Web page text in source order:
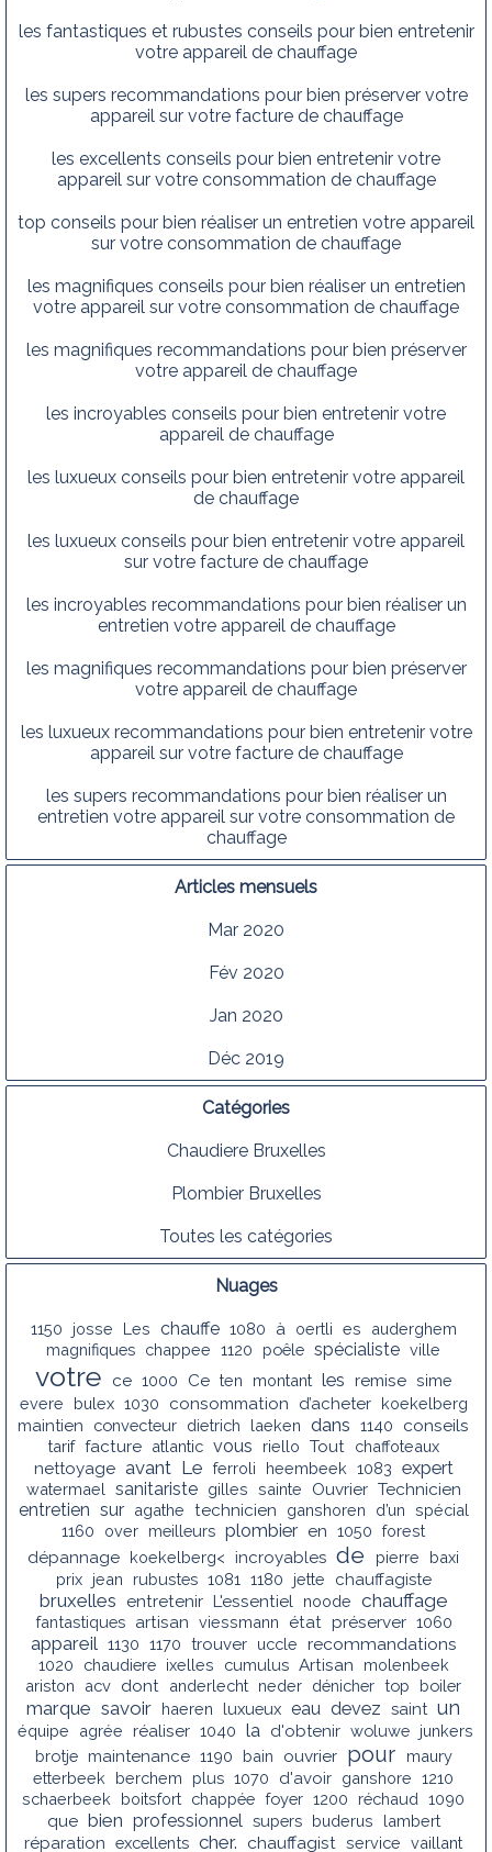
les fantastiques et rubustes conseils pour bien entretenir
votre appareil de chauffage
les supers recommandations pour bien préserver votre
appareil sur votre facture de chauffage
les excellents conseils pour bien entretenir votre
appareil sur votre consommation de chauffage
top conseils pour bien réaliser un entretien votre appareil
sur votre consommation de chauffage
les magnifiques conseils pour bien réaliser un entretien
votre appareil sur votre consommation de chauffage
les magnifiques recommandations pour bien préserver
votre appareil de chauffage
les incroyables conseils pour bien entretenir votre
appareil de chauffage
les luxueux conseils pour bien entretenir votre appareil
de chauffage
les luxueux conseils pour bien entretenir votre appareil
sur votre facture de chauffage
les incroyables recommandations pour bien réaliser un
entretien votre appareil de chauffage
les magnifiques recommandations pour bien préserver
votre appareil de chauffage
les luxueux recommandations pour bien entretenir votre
appareil sur votre facture de chauffage
les supers recommandations pour bien réaliser un
entretien votre appareil sur votre consommation de
chauffage
Articles mensuels
Mar 2020
Fév 2020
Jan 2020
Déc 2019
Catégories
Chaudiere Bruxelles
Plombier Bruxelles
Toutes les catégories
Nuages
1150 josse Les chauffe 1080 à oertli es
auderghem
magnifiques chappee 1120 poêle spécialiste ville
votre ce 1000 Ce ten montant les remise sime
evere
bulex 1030 consommation d’acheter koekelberg
maintien convecteur dietrich laeken dans 1140 conseils
tarif facture atlantic vous riello Tout chaffoteaux
nettoyage avant Le ferroli heembeek 1083 expert
watermael sanitariste gilles sainte Ouvrier Technicien
entretien sur agathe technicien ganshoren d’un spécial
1160
over meilleurs plombier en 1050 forest
dépannage koekelberg< incroyables de pierre
baxi
prix
jean rubustes 1081 1180 jette chauffagiste
bruxelles entretenir L'essentiel noode chauffage
fantastiques artisan viessmann état préserver 1060
appareil 1130 1170 trouver uccle recommandations
1020 chaudiere ixelles cumulus Artisan
molenbeek
ariston
acv dont anderlecht neder dénicher top boiler
marque savoir haeren luxueux eau devez saint un
équipe agrée réaliser 1040 la d'obtenir woluwe junkers
brotje maintenance 1190 bain ouvrier pour
maury
etterbeek
berchem plus 1070 d'avoir ganshore 1210
schaerbeek
boitsfort chappée foyer 1200 réchaud 1090
que bien professionnel supers buderus lambert
réparation excellents cher. chauffagist service vaillant